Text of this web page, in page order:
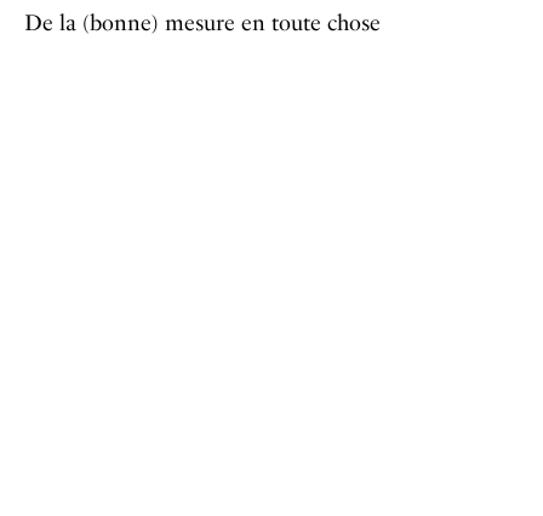
De la (bonne) mesure en toute chose